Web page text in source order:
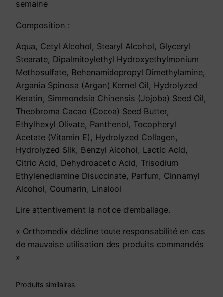
lsemaine
Composition :
Aqua, Cetyl Alcohol, Stearyl Alcohol, Glyceryl
Stearate, Dipalmitoylethyl Hydroxyethylmonium
Methosulfate, Behenamidopropyl Dimethylamine,
Argania Spinosa (Argan) Kernel Oil, Hydrolyzed
Keratin, Simmondsia Chinensis (Jojoba) Seed Oil,
Theobroma Cacao (Cocoa) Seed Butter,
Ethylhexyl Olivate, Panthenol, Tocopheryl
Acetate (Vitamin E), Hydrolyzed Collagen,
Hydrolyzed Silk, Benzyl Alcohol, Lactic Acid,
Citric Acid, Dehydroacetic Acid, Trisodium
Ethylenediamine Disuccinate, Parfum, Cinnamyl
Alcohol, Coumarin, Linalool
Lire attentivement la notice d’emballage.
« Orthomedix décline toute responsabilité en cas
de mauvaise utilisation des produits commandés
»
Produits similaires